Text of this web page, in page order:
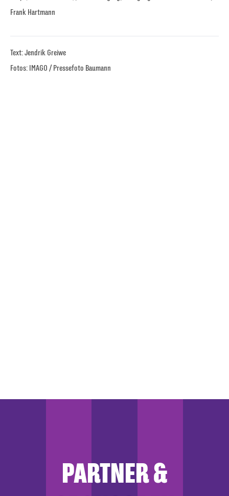
Frank Hartmann
Text: Jendrik Greiwe
Fotos: IMAGO / Pressefoto Baumann
PARTNER &